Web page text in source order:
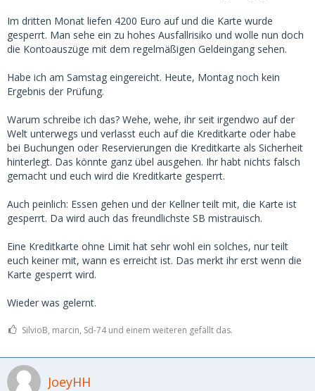
Im dritten Monat liefen 4200 Euro auf und die Karte wurde
gesperrt. Man sehe ein zu hohes Ausfallrisiko und wolle nun doch
die Kontoauszüge mit dem regelmäßigen Geldeingang sehen.
Habe ich am Samstag eingereicht. Heute, Montag noch kein
Ergebnis der Prüfung.
Warum schreibe ich das? Wehe, wehe, ihr seit irgendwo auf der
Welt unterwegs und verlasst euch auf die Kreditkarte oder habe
bei Buchungen oder Reservierungen die Kreditkarte als Sicherheit
hinterlegt. Das könnte ganz übel ausgehen. Ihr habt nichts falsch
gemacht und euch wird die Kreditkarte gesperrt.
Auch peinlich: Essen gehen und der Kellner teilt mit, die Karte ist
gesperrt. Da wird auch das freundlichste SB mistrauisch.
Eine Kreditkarte ohne Limit hat sehr wohl ein solches, nur teilt
euch keiner mit, wann es erreicht ist. Das merkt ihr erst wenn die
Karte gesperrt wird.
Wieder was gelernt.
SilvioB, marcin, Sd-74 und einem weiteren gefällt das.
JoeyHH